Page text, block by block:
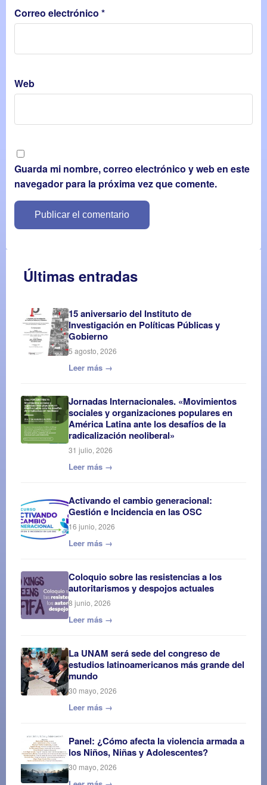
Correo electrónico *
Web
Guarda mi nombre, correo electrónico y web en este
navegador para la próxima vez que comente.
Últimas entradas
15 aniversario del Instituto de
Investigación en Políticas Públicas y
Gobierno
5 agosto, 2026
Leer más →
Jornadas Internacionales. «Movimientos
sociales y organizaciones populares en
América Latina ante los desafíos de la
radicalización neoliberal»
31 julio, 2026
Leer más →
Activando el cambio generacional:
Gestión e Incidencia en las OSC
16 junio, 2026
Leer más →
Coloquio sobre las resistencias a los
autoritarismos y despojos actuales
8 junio, 2026
Leer más →
La UNAM será sede del congreso de
estudios latinoamericanos más grande del
mundo
30 mayo, 2026
Leer más →
Panel: ¿Cómo afecta la violencia armada a
los Niños, Niñas y Adolescentes?
30 mayo, 2026